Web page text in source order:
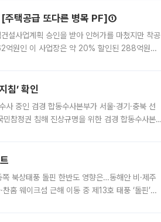
[주택공급 또다른 병목 PF]①
설사업계획 승인을 받아 인허가를 마쳤지만 착공
억원인 이 사업장은 약 20% 할인된 288억원에
침’ 확인
중인 검경 합동수사본부가 서울·경기·충북 선
참정권 침해 진상규명을 위한 검경 합동수사본
북상태풍 돌핀 한반도 영향은…동해안 비·제주
홈 웨이크섬 근해 이동 중 제13호 태풍 ‘돌핀’이